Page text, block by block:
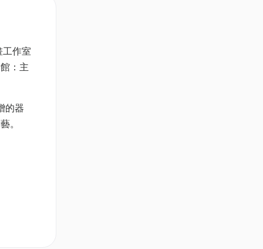
工作室
：主
的器
。